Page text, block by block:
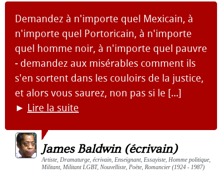
Demandez à n'importe quel Mexicain, à
n'importe quel Portoricain, à n'importe
quel homme noir, à n'importe quel pauvre
- demandez aux misérables comment ils
s'en sortent dans les couloirs de la justice,
et alors vous saurez, non pas si le [...]
► Lire la suite
James Baldwin (écrivain)
Artiste, Dramaturge, écrivain, Enseignant, Essayiste, Homme politique,
Militant, Militant LGBT, Nouvelliste, Poète, Romancier (1924 - 1987)